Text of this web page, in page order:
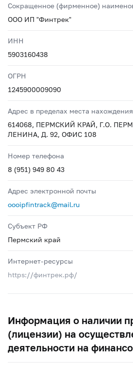
Сокращенное (фирменное)
ООО ИП "Финтрек"
ИНН
5903160438
ОГРН
1245900009090
Адрес в пределах места нахождения
614068, ПЕРМСКИЙ КРАЙ, Г.О.
ЛЕНИНА, Д. 92, ОФИС 108
Номер телефона
8 (951) 949 80 43
Адрес электронной почты
oooipfintrack@mail.ru
Субъект РФ
Пермский край
Интернет-ресурсы
https://финтрек.рф/
Информация о наличии
(лицензии) на
деятельности на